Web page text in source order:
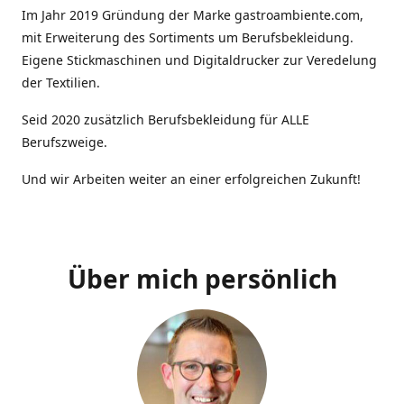
Im Jahr 2019 Gründung der Marke gastroambiente.com,
mit Erweiterung des Sortiments um Berufsbekleidung.
Eigene Stickmaschinen und Digitaldrucker zur Veredelung
der Textilien.
Seid 2020 zusätzlich Berufsbekleidung für ALLE
Berufszweige.
Und wir Arbeiten weiter an einer erfolgreichen Zukunft!
Über mich persönlich